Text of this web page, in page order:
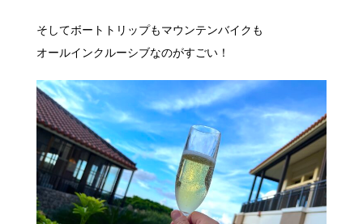
そしてボートトリップもマウンテンバイクも
オールインクルーシブなのがすごい！